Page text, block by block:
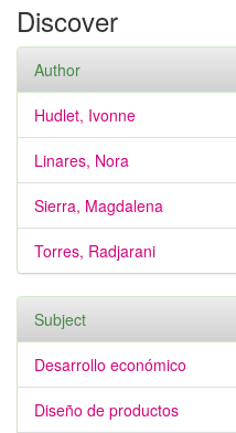
Discover
Author
Hudlet, Ivonne
Linares, Nora
Sierra, Magdalena
Torres, Radjarani
Subject
Desarrollo económico
Diseño de productos